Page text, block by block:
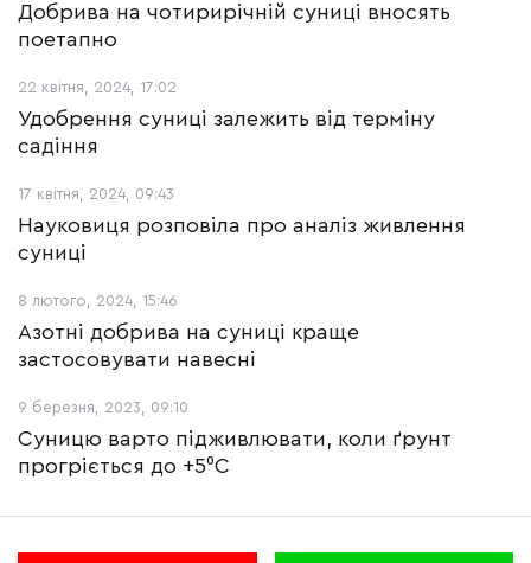
Добрива на чотирирічній суниці вносять
поетапно
22 квітня, 2024, 17:02
Удобрення суниці залежить від терміну
садіння
17 квітня, 2024, 09:43
Науковиця розповіла про аналіз живлення
суниці
8 лютого, 2024, 15:46
Азотні добрива на суниці краще
застосовувати навесні
9 березня, 2023, 09:10
Суницю варто підживлювати, коли ґрунт
прогріється до +5⁰С